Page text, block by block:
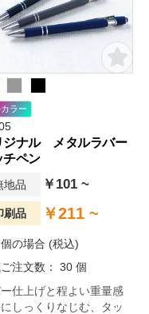
ラー
ジナル メタルラバー
チペン
地品 ￥101 ~
刷品 ￥211 ~
の場合 (税込)
注文数： 30 個
仕上げと程よい重量感
しっくりなじむ、タッ